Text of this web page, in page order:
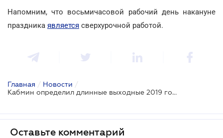
Напомним, что восьмичасовой рабочий день накануне
праздника является сверхурочной работой.
Главная / Новости /
Кабмин определил длинные выходные 2019 года
Оставьте комментарий